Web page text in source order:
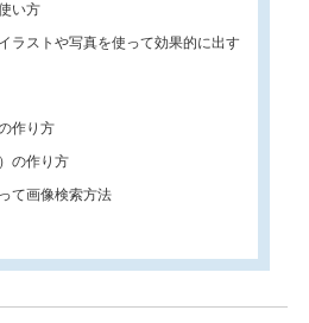
い方
ラストや写真を使って効果的に出す
作り方
の作り方
て画像検索方法